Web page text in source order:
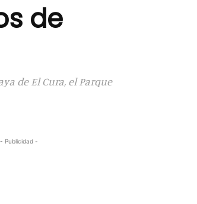
de
de El Cura, el Parque
- Publicidad -